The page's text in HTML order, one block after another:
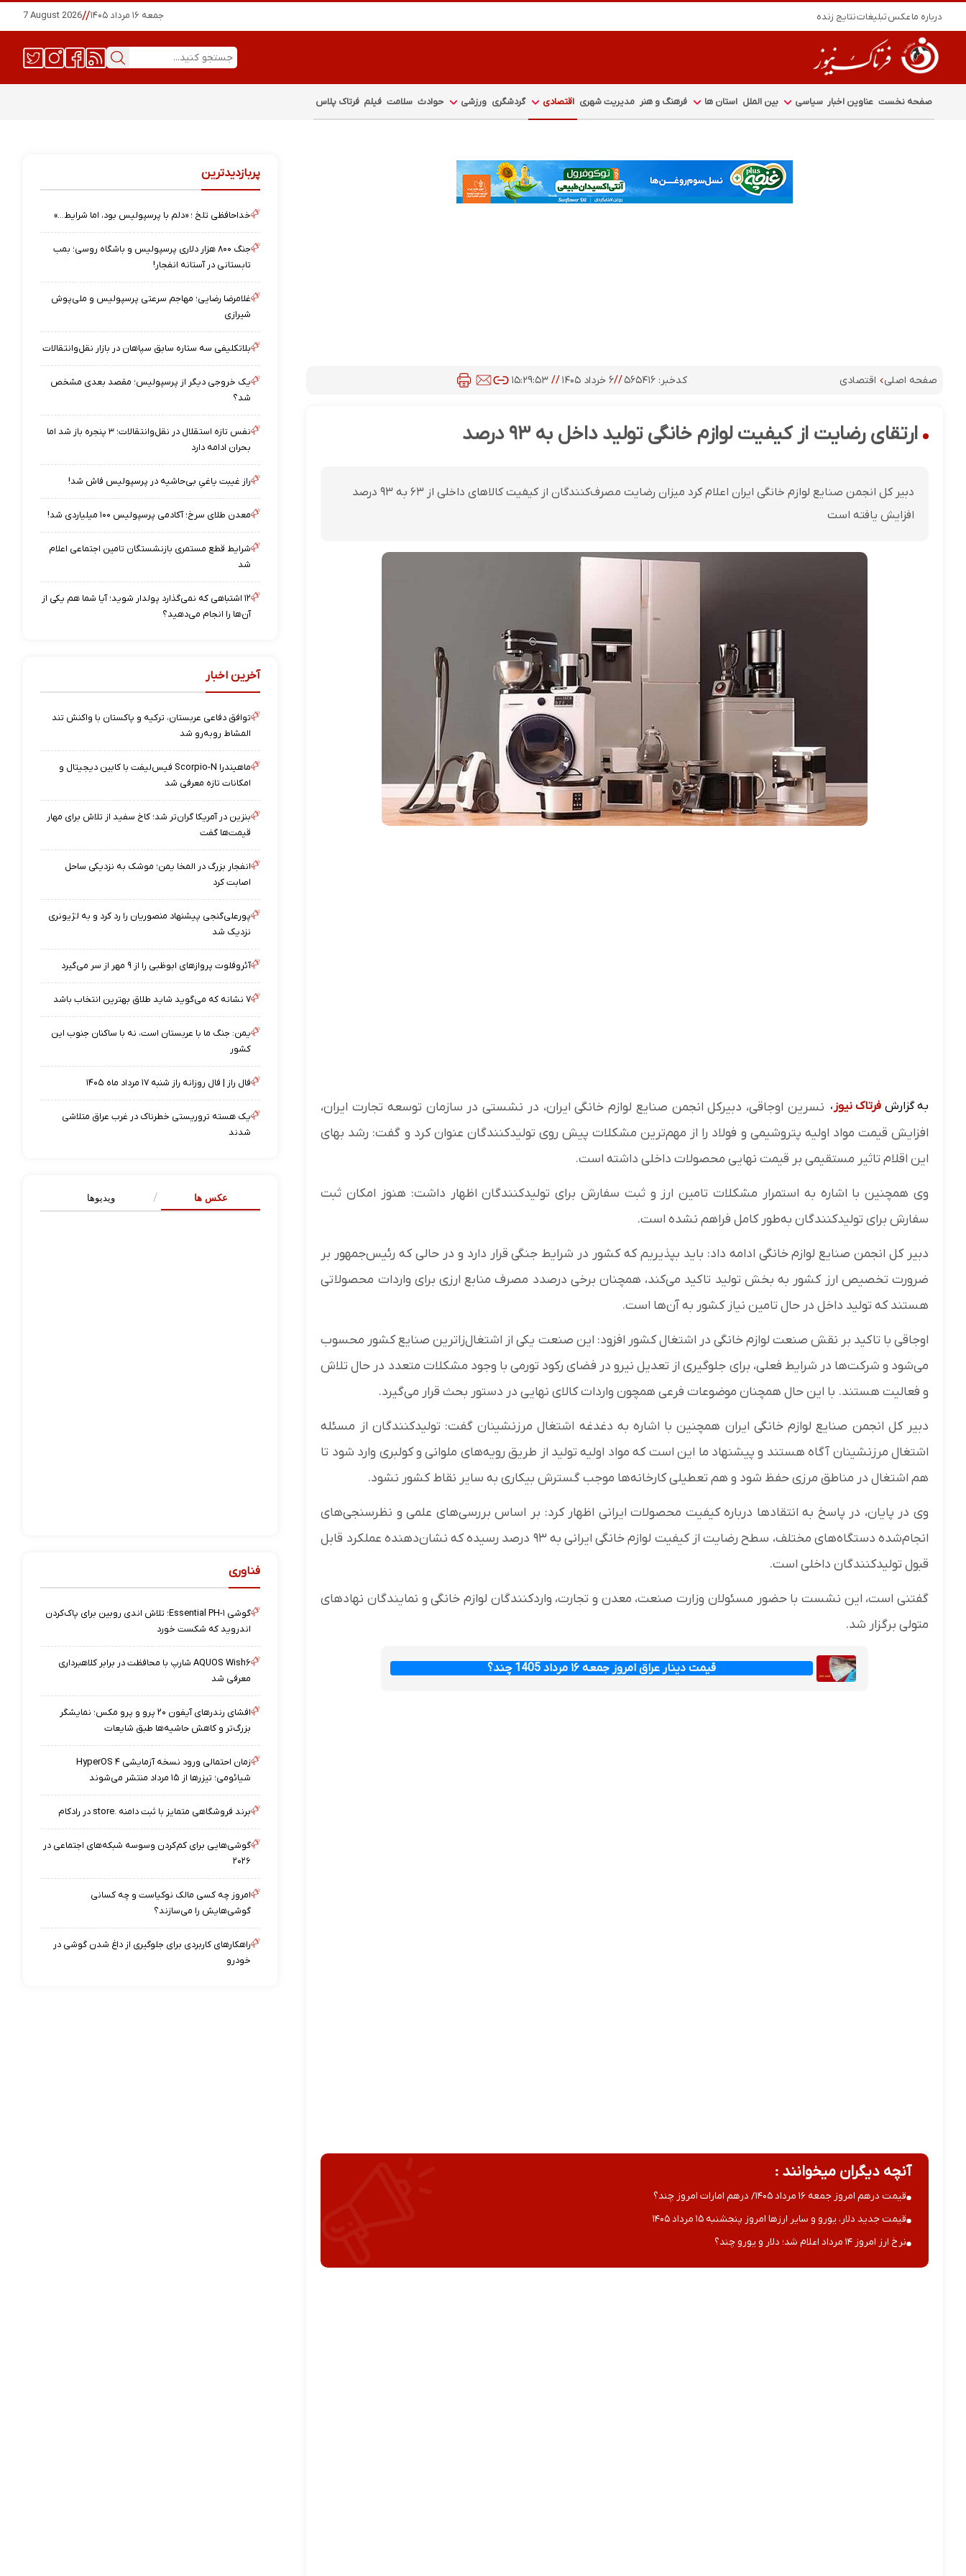
درباره ماعکستبلیغاتنتایج زنده جمعه ۱۶ مرداد ۱۴۰۵ //
7 August 2026
صفحه نخست عناوین اخبار سیاسی بین الملل استان ها فرهنگ و هنر مدیریت شهری اقتصادی گردشگری ورزشی حوادث سلامت فیلم فرتاک پلاس
صفحه اصلی اقتصادی کدخبر: ۵۶۵۴۱۶ //۶ خرداد ۱۴۰۵ // ۱۵:۲۹:۵۳
ارتقای رضایت از کیفیت لوازم خانگی تولید داخل به ۹۳ درصد
دبیر کل انجمن صنایع لوازم خانگی ایران اعلام کرد میزان رضایت مصرف‌کنندگان از کیفیت کالاهای داخلی از ۶۳ به ۹۳ درصد
افزایش یافته است
به گزارش فرتاک نیوز ، نسرین اوجاقی، دبیرکل انجمن صنایع لوازم خانگی ایران، در نشستی در سازمان توسعه تجارت ایران،
افزایش قیمت مواد اولیه پتروشیمی و فولاد را از مهم‌ترین مشکلات پیش روی تولیدکنندگان عنوان کرد و گفت: رشد بهای
این اقلام تاثیر مستقیمی بر قیمت نهایی محصولات داخلی داشته است.
وی همچنین با اشاره به استمرار مشکلات تامین ارز و ثبت سفارش برای تولیدکنندگان اظهار داشت: هنوز امکان ثبت
سفارش برای تولیدکنندگان به‌طور کامل فراهم نشده است.
دبیر کل انجمن صنایع لوازم خانگی ادامه داد: باید بپذیریم که کشور در شرایط جنگی قرار دارد و در حالی که رئیس‌جمهور بر
ضرورت تخصیص ارز کشور به بخش تولید تاکید می‌کند، همچنان برخی درصدد مصرف منابع ارزی برای واردات محصولاتی
هستند که تولید داخل در حال تامین نیاز کشور به آن‌ها است.
اوجاقی با تاکید بر نقش صنعت لوازم خانگی در اشتغال کشور افزود: این صنعت یکی از اشتغال‌زاترین صنایع کشور محسوب
می‌شود و شرکت‌ها در شرایط فعلی، برای جلوگیری از تعدیل نیرو در فضای رکود تورمی با وجود مشکلات متعدد در حال تلاش
و فعالیت هستند. با این حال همچنان موضوعات فرعی همچون واردات کالای نهایی در دستور بحث قرار می‌گیرد.
دبیر کل انجمن صنایع لوازم خانگی ایران همچنین با اشاره به دغدغه اشتغال مرزنشینان گفت: تولیدکنندگان از مسئله
اشتغال مرزنشینان آگاه هستند و پیشنهاد ما این است که مواد اولیه تولید از طریق رویه‌های ملوانی و کولبری وارد شود تا
هم اشتغال در مناطق مرزی حفظ شود و هم تعطیلی کارخانه‌ها موجب گسترش بیکاری به سایر نقاط کشور نشود.
وی در پایان، در پاسخ به انتقادها درباره کیفیت محصولات ایرانی اظهار کرد: بر اساس بررسی‌های علمی و نظرسنجی‌های
انجام‌شده دستگاه‌های مختلف، سطح رضایت از کیفیت لوازم خانگی ایرانی به ۹۳ درصد رسیده که نشان‌دهنده عملکرد قابل
قبول تولیدکنندگان داخلی است.
گفتنی است، این نشست با حضور مسئولان وزارت صنعت، معدن و تجارت، واردکنندگان لوازم خانگی و نمایندگان نهادهای
متولی برگزار شد.
قیمت دینار عراق امروز جمعه ۱۶ مرداد 1405 چند؟
آنچه دیگران میخوانند :
قیمت درهم امروز جمعه ۱۶ مرداد ۱۴۰۵/ درهم امارات امروز چند؟
قیمت جدید دلار، یورو و سایر ارزها امروز پنجشنبه ۱۵ مرداد ۱۴۰۵
نرخ ارز امروز ۱۴ مرداد اعلام شد؛ دلار و یورو چند؟
پربازدیدترین
خداحافظی تلخ ؛ «دلم با پرسپولیس بود، اما شرایط…»
جنگ ۸۰۰ هزار دلاری پرسپولیس و باشگاه روسی؛ بمب
تابستانی در آستانه انفجار!
غلامرضا رضایی؛ مهاجم سرعتی پرسپولیس و ملی‌پوش
شیرازی
بلاتکلیفی سه ستاره سابق سپاهان در بازار نقل‌وانتقالات
یک خروجی دیگر از پرسپولیس؛ مقصد بعدی مشخص
شد؟
نفس تازه استقلال در نقل‌وانتقالات؛ ۳ پنجره باز شد اما
بحران ادامه دارد
راز غیبت یاغیِ بی‌حاشیه در پرسپولیس فاش شد!
معدن طلای سرخ؛ آکادمی پرسپولیس ۱۰۰ میلیاردی شد!
شرایط قطع مستمری بازنشستگان تامین اجتماعی اعلام
شد
۱۲ اشتباهی که نمی‌گذارد پولدار شوید؛ آیا شما هم یکی از
آن‌ها را انجام می‌دهید؟
آخرین اخبار
توافق دفاعی عربستان، ترکیه و پاکستان با واکنش تند
المشاط روبه‌رو شد
ماهیندرا Scorpio-N فیس‌لیفت با کابین دیجیتال و
امکانات تازه معرفی شد
بنزین در آمریکا گران‌تر شد؛ کاخ سفید از تلاش برای مهار
قیمت‌ها گفت
انفجار بزرگ در المخا یمن؛ موشک به نزدیکی ساحل
اصابت کرد
پورعلی‌گنجی پیشنهاد منصوریان را رد کرد و به لژیونری
نزدیک شد
آئروفلوت پروازهای ابوظبی را از ۹ مهر از سر می‌گیرد
۷ نشانه که می‌گوید شاید طلاق بهترین انتخاب باشد
یمن: جنگ ما با عربستان است، نه با ساکنان جنوب این
کشور
فال راز | فال روزانه راز شنبه ۱۷ مرداد ماه ۱۴۰۵
یک هسته تروریستی خطرناک در غرب عراق متلاشی
شدند
عکس ها ویدیوها
فناوری
گوشی Essential PH-۱؛ تلاش اندی روبین برای پاک‌کردن
اندروید که شکست خورد
AQUOS Wish۶ شارپ با محافظت در برابر کلاهبرداری
معرفی شد
افشای رندرهای آیفون ۲۰ پرو و پرو مکس؛ نمایشگر
بزرگ‌تر و کاهش حاشیه‌ها طبق شایعات
زمان احتمالی ورود نسخه آزمایشی HyperOS ۴
شیائومی؛ تیزرها از ۱۵ مرداد منتشر می‌شوند
برند فروشگاهی متمایز با ثبت دامنه .store در رادکام
گوشی‌هایی برای کم‌کردن وسوسه شبکه‌های اجتماعی در
۲۰۲۶
امروز چه کسی مالک نوکیاست و چه کسانی
گوشی‌هایش را می‌سازند؟
راهکارهای کاربردی برای جلوگیری از داغ شدن گوشی در
خودرو